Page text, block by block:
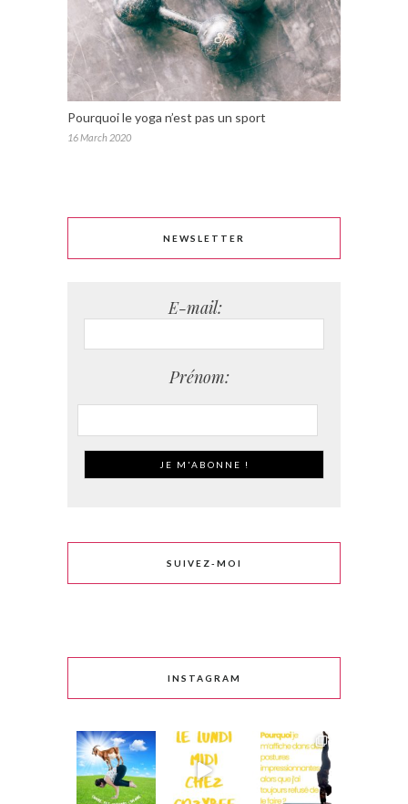
Pourquoi le yoga n’est pas un sport
16 March 2020
NEWSLETTER
E-mail:
Prénom:
SUIVEZ-MOI
INSTAGRAM